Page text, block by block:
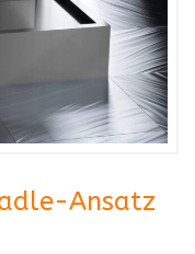
Ansatz